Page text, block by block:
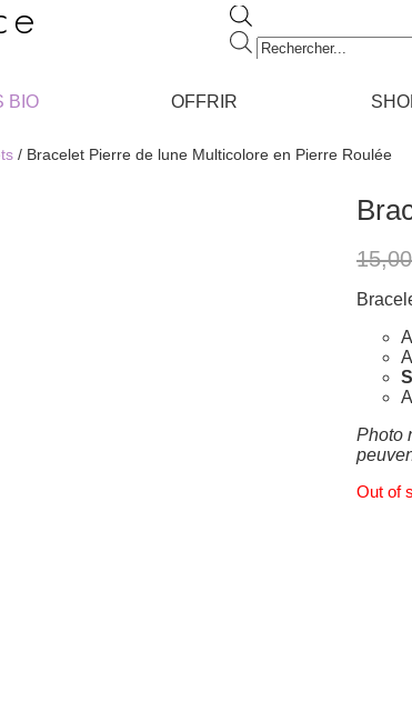
Recherche
de
BIO
OFFRIR
/ Bracelet Pierre de lune Multicolore en Pierre Roulée
15,00
Photo
Out of